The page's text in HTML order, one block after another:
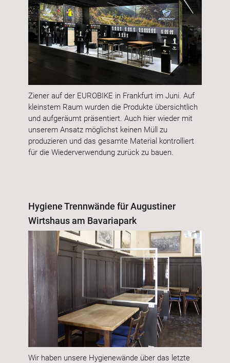
Ziener auf der EUROBIKE in Frankfurt im Juni. Auf
kleinstem Raum wurden die Produkte übersichtlich
und aufgeräumt präsentiert. Auch hier wieder mit
unserem Ansatz möglichst keinen Müll zu
produzieren und das gesamte Material kontrolliert
für die Wiederverwendung zurück zu bauen.
Hygiene Trennwände für Augustiner
Wirtshaus am Bavariapark
Wir haben unsere Hygienewände über das letzte